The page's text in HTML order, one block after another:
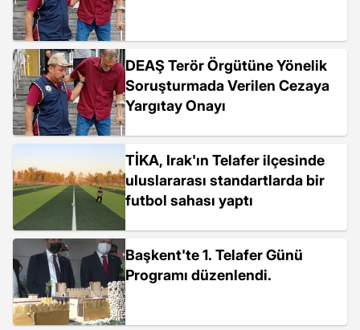
DEAŞ Terör Örgütüne Yönelik
Soruşturmada Verilen Cezaya
Yargıtay Onayı
TİKA, Irak'ın Telafer ilçesinde
uluslararası standartlarda bir
futbol sahası yaptı
Başkent'te 1. Telafer Günü
Programı düzenlendi.